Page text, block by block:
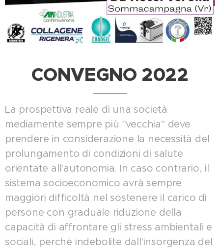
CONVEGNO 2022
La prospettiva reale di una società
mediamente sempre più "vecchia" deve
prendere in considerazione la necessità del
prolungamento di condizioni di salute
orientate all'autonomia. In caso contrario, il
sistema socioeconomico avrà sempre
maggiori difficoltà nel sostenere il carico di
persone con graduale riduzione della
capacità di affrontare gli stress ambientali e
sociali, perchè indebolite dall'insorgenza del